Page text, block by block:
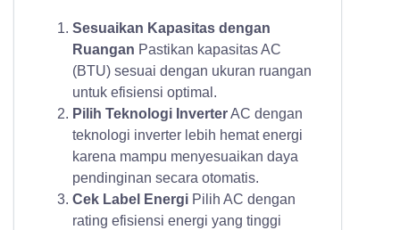
Sesuaikan Kapasitas dengan
Ruangan Pastikan kapasitas AC
(BTU) sesuai dengan ukuran ruangan
untuk efisiensi optimal.
Pilih Teknologi InverterAC dengan
teknologi inverter lebih hemat energi
karena mampu menyesuaikan daya
pendinginan secara otomatis.
Cek Label Energi Pilih AC dengan
rating efisiensi energi yang tinggi